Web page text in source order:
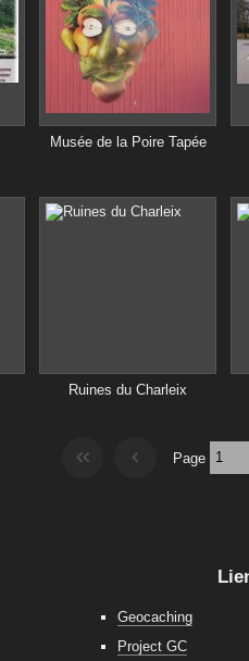
Musée de la Poire Tapée
Ruines du Charleix
Page
Geocaching
Project GC